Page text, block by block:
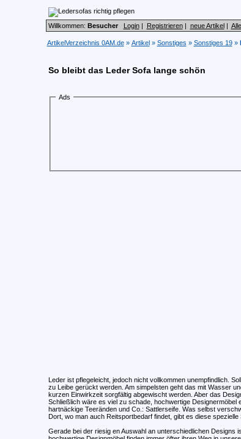
Willkommen: Besucher Login| Registrieren| neue Artikel|
ArtikelVerzeichnis 0AM.de» Artikel» Sonstiges » Sonstiges 19»
So bleibt das Leder Sofa lange schön
Ads
Leder ist pflegeleicht, jedoch nicht vollkommen unempfindlich.
zu Leibe gerückt werden. Am simpelsten geht das mit Wasser
kurzen Einwirkzeit sorgfältig abgewischt werden. Aber das
Schließlich wäre es viel zu schade, hochwertige
hartnäckige Teeränden und Co.: Sattlerseife. Was selbst
Dort, wo man auch Reitsportbedarf findet, gibt es diese spezielle
Gerade bei der riesig en Auswahl an unterschiedlichen